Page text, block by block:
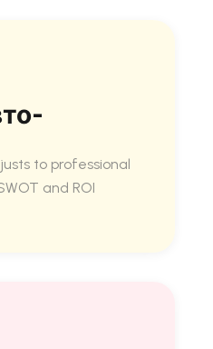
to professional
and ROI